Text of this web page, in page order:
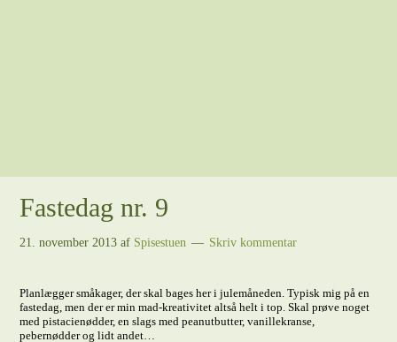
Fastedag nr. 9
21. november 2013 af Spisestuen Skriv kommentar
Planlægger småkager, der skal bages her i julemåneden. Typisk mig på en
fastedag, men der er min mad-kreativitet altså helt i top. Skal prøve noget
med pistacienødder, en slags med peanutbutter, vanillekranse,
pebernødder og lidt andet…